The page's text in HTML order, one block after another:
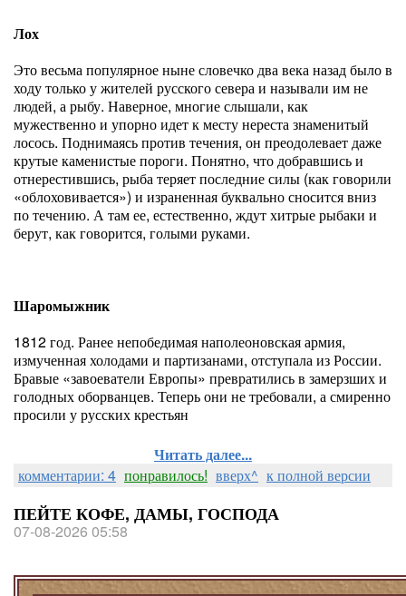
Лох
Это весьма популярное ныне словечко два века назад было в
ходу только у жителей русского севера и называли им не
людей, а рыбу. Наверное, многие слышали, как
мужественно и упорно идет к месту нереста знаменитый
лосось. Поднимаясь против течения, он преодолевает даже
крутые каменистые пороги. Понятно, что добравшись и
отнерестившись, рыба теряет последние силы (как говорили
«облоховивается») и израненная буквально сносится вниз
по течению. А там ее, естественно, ждут хитрые рыбаки и
берут, как говорится, голыми руками.
Шаромыжник
1812 год. Ранее непобедимая наполеоновская армия,
измученная холодами и партизанами, отступала из России.
Бравые «завоеватели Европы» превратились в замерзших и
голодных оборванцев. Теперь они не требовали, а смиренно
просили у русских крестьян
Читать далее...
комментарии: 4 понравилось! вверх^ к полной версии
ПЕЙТЕ КОФЕ, ДАМЫ, ГОСПОДА
07-08-2026 05:58